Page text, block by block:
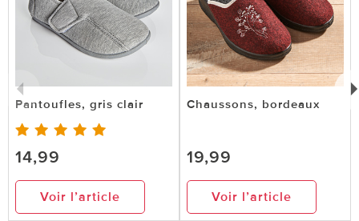
Pantoufles, gris clair
14,99
Voir l’article
Chaussons, bordeaux
19,99
Voir l’article